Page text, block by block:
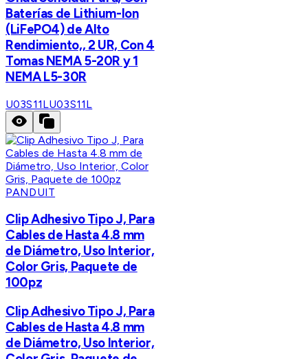
Baterías de Lithium-Ion
(LiFePO4) de Alto
Rendimiento,, 2 UR, Con 4
Tomas NEMA 5-20R y 1
NEMA L5-30R
U03S11LU03S11L
PANDUIT
Clip Adhesivo Tipo J, Para
Cables de Hasta 4.8 mm
de Diámetro, Uso Interior,
Color Gris, Paquete de
100pz
Clip Adhesivo Tipo J, Para
Cables de Hasta 4.8 mm
de Diámetro, Uso Interior,